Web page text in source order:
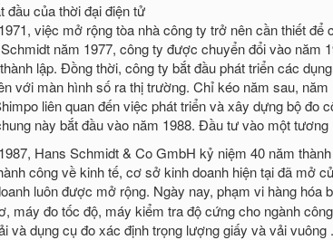
đầu của thời đại điện tử
việc mở rộng tòa nhà công ty trở nên cần thiết
năm 1977, công ty được chuyển đổi vào năm
lập. Đồng thời, công ty bắt đầu phát triển các
với màn hình số ra thị trường. Chỉ kéo năm sau,
liên quan đến việc phát triển và xây dựng bộ đo
này bắt đầu vào năm 1988. Đầu tư vào một tương
Hans Schmidt & Co GmbH kỷ niệm 40 năm
công về kinh tế, cơ sở kinh doanh hiện tại đã mở
luôn được mở rộng. Ngày nay, phạm vi hàng hóa
máy đo tốc độ, máy kiểm tra độ cứng cho ngành
và dụng cụ đo xác định trọng lượng giấy và vải vuông .